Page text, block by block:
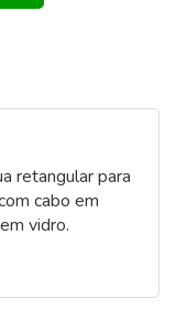
retangular para
cabo em
vidro.